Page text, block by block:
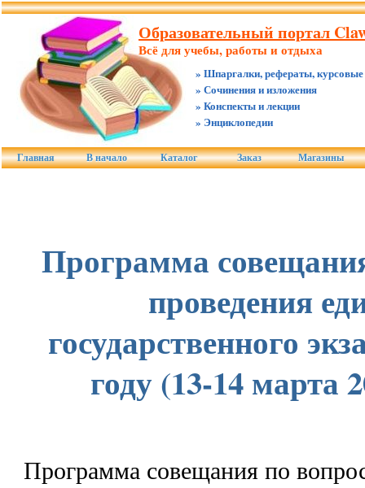
Образовательный портал
Всё для учебы, работы и отдыха
» Шпаргалки, рефераты, курсовые
» Сочинения и изложения
» Конспекты и лекции
» Энциклопедии
Главная В начало Каталог Заказ Магазины
Программа
проведения
государственного
году (13-14 марта
Программа совещания по